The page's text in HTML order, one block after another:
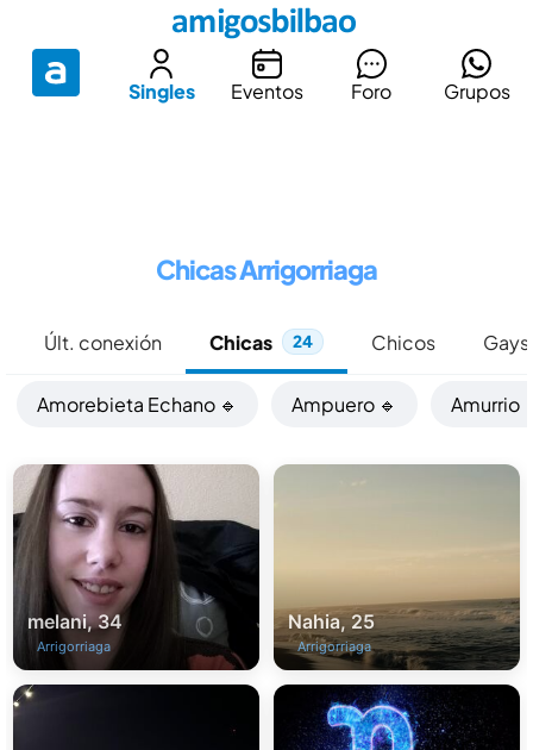
Singles Eventos Foro Grupos
Chicas Arrigorriaga
Últ. conexión Chicas 24 Chicos Gays
Amorebieta Echano 🔹 Ampuero 🔹 Amurrio
melani, 34
Arrigorriaga
Nahia, 25
Arrigorriaga